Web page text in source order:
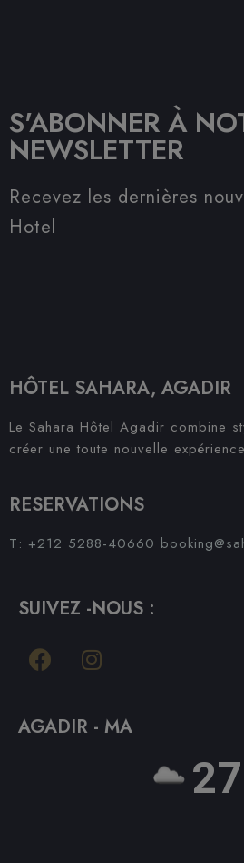
S'ABONNER À
NEWSLETTER
Recevez les dernières
Hotel
HÔTEL SAHARA, AGADIR
Le Sahara Hôtel Agadir combine
créer une toute nouvelle
RESERVATIONS
T: +212 5288-40660
SUIVEZ -NOUS :
AGADIR - MA